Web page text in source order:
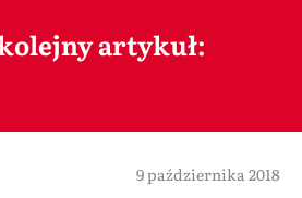
artykuł:
9 października 2018